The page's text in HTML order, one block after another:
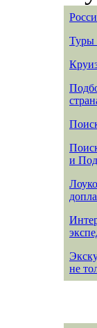
Туры
и
не